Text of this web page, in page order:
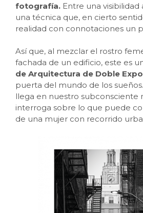
fotografía. Entre una
una técnica que, en cierto
realidad con connotaciones un
Así que, al mezclar el rostro
fachada de un edificio, este es
de Arquitectura de Doble
puerta del mundo de los
llega en nuestro subconsciente
interroga sobre lo que puede
de una mujer con recorrido